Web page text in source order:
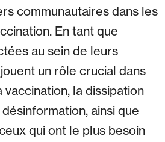
communautaires dans les
En tant que
au sein de leurs
un rôle crucial dans
la dissipation
ainsi que
qui ont le plus besoin